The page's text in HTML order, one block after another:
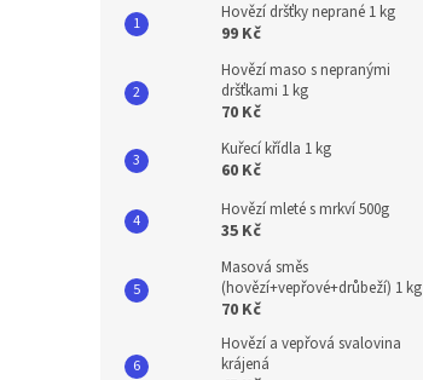
Hovězí dršťky neprané 1 kg
99 Kč
Hovězí maso s nepranými
dršťkami 1 kg
70 Kč
Kuřecí křídla 1 kg
60 Kč
Hovězí mleté s mrkví 500g
35 Kč
Masová směs
(hovězí+vepřové+drůbeží) 1 kg
70 Kč
Hovězí a vepřová svalovina
krájená